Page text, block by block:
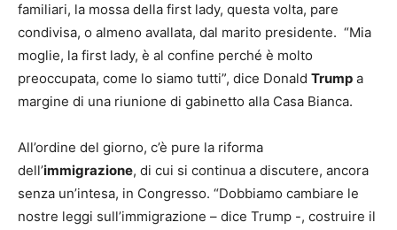
familiari, la mossa della first lady, questa volta, pare
condivisa, o almeno avallata, dal marito presidente. “Mia
moglie, la first lady, è al confine perché è molto
preoccupata, come lo siamo tutti”, dice Donald Trump a
margine di una riunione di gabinetto alla Casa Bianca.
All’ordine del giorno, c’è pure la riforma
dell’immigrazione, di cui si continua a discutere, ancora
senza un’intesa, in Congresso. “Dobbiamo cambiare le
nostre leggi sull’immigrazione – dice Trump -, costruire il